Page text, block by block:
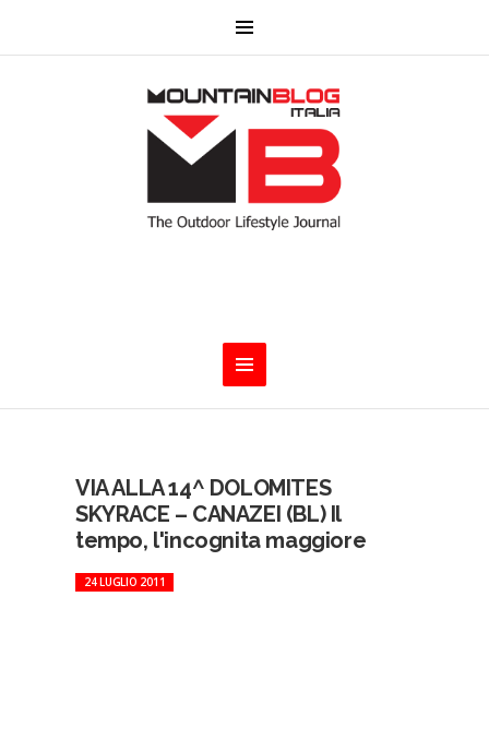
VIA ALLA 14^ DOLOMITES
SKYRACE – CANAZEI (BL) Il
tempo, l'incognita maggiore
24 LUGLIO 2011